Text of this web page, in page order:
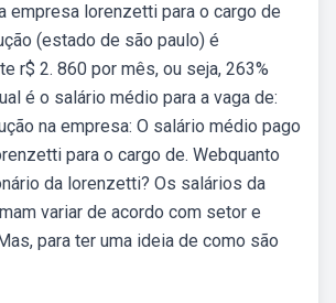
empresa lorenzetti para o cargo de
(estado de são paulo) é
r$ 2. 860 por mês, ou seja, 263%
é o salário médio para a vaga de:
na empresa: O salário médio pago
para o cargo de. Webquanto
da lorenzetti? Os salários da
variar de acordo com setor e
para ter uma ideia de como são